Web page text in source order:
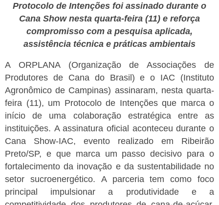
Protocolo de Intenções foi assinado durante o
Cana Show nesta quarta-feira (11) e reforça
compromisso com a pesquisa aplicada,
assistência técnica e práticas ambientais
A ORPLANA (Organização de Associações de
Produtores de Cana do Brasil) e o IAC (Instituto
Agronômico de Campinas) assinaram, nesta quarta-
feira (11), um Protocolo de Intenções que marca o
início de uma colaboração estratégica entre as
instituições. A assinatura oficial aconteceu durante o
Cana Show-IAC, evento realizado em Ribeirão
Preto/SP, e que marca um passo decisivo para o
fortalecimento da inovação e da sustentabilidade no
setor sucroenergético. A parceria tem como foco
principal impulsionar a produtividade e a